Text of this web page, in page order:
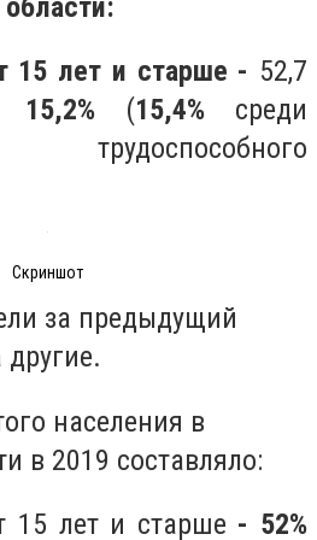
15 лет и старше - 52,7
15,2% (15,4% среди
трудоспособного
Скриншот
за предыдущий
населения в
в 2019 составляло:
15 лет и старше - 52%